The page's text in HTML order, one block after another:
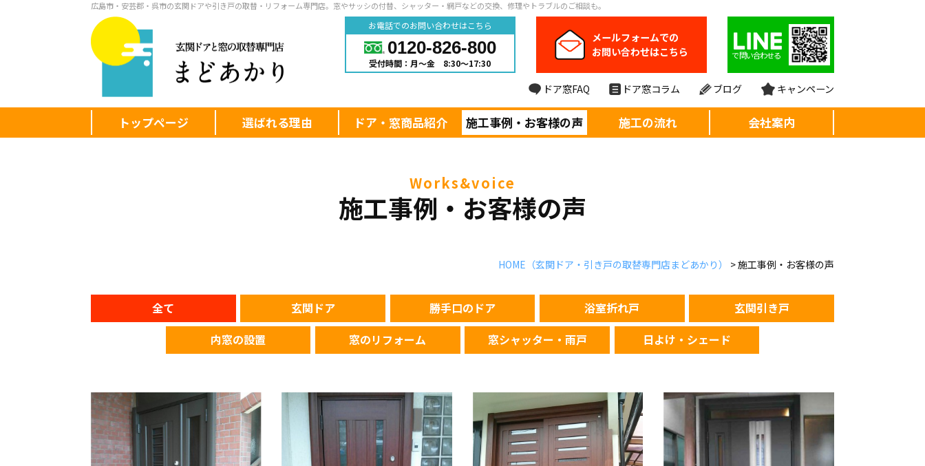
広島市・安芸郡・呉市の玄関ドアや引き戸の取替・リフォーム専門店。窓やサッシの付替、シャッター・網戸などの交換、修理やトラブルのご相談も。
お電話でのお問い合わせはこちら
0120-826-800
受付時間：月～金 8:30～17:30
メールフォームでの
お問い合わせはこちら
で問い合わせる
ドア窓FAQ ドア窓コラム ブログ キャンペーン
トップページ 選ばれる理由 ドア・窓商品紹介 施工事例・お客様の声 施工の流れ 会社案内
works&voice
施工事例・お客様の声
HOME （玄関ドア・引き戸の取替専門店まどあかり） >施工事例・お客様の声
全て 玄関ドア 勝手口のドア 浴室折れ戸
玄関引き戸
内窓の設置
窓のリフォーム 窓シャッター・雨戸 日よけ・シェード